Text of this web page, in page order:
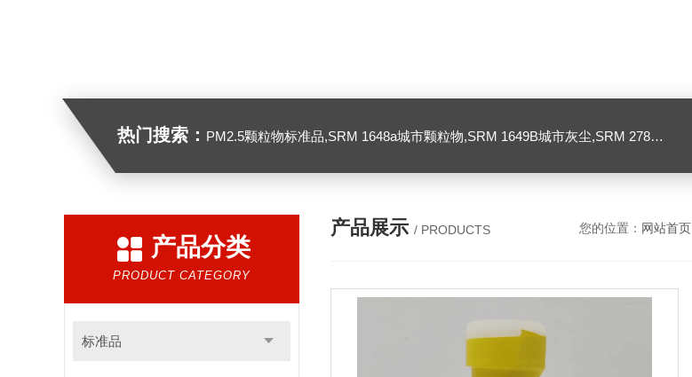
热门搜索： PM2.5颗粒物标准品,SRM 1648a城市颗粒物,SRM 1649B城市灰尘,SRM 2786大气颗粒物,美国NIST标准品
产品分类
PRODUCT CATEGORY
标准品
产品展示 / PRODUCTS 您的位置： 网站首页